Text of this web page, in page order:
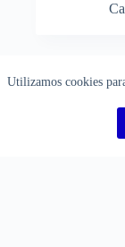
Utilizamos cookies
¡Consulte por